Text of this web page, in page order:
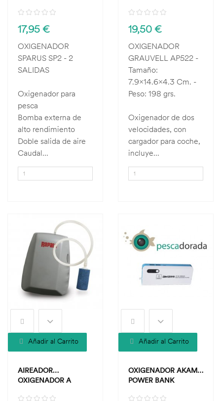
17,95 €
OXIGENADOR
SPARUS SP2 - 2
SALIDAS
Oxigenador para
pesca
Bomba externa de
alto rendimiento
Doble salida de aire
Caudal...
19,50 €
OXIGENADOR
GRAUVELL AP522 -
Tamaño:
7.9x14.6x4.3 Cm. -
Peso: 198 grs.
Oxigenador de dos
velocidades, con
cargador para coche,
incluye...
Añadir al Carrito
AIREADOR
OXIGENADOR A
Añadir al Carrito
OXIGENADOR AKAMI
POWER BANK